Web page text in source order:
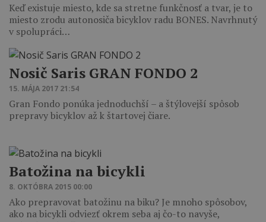
Keď existuje miesto, kde sa stretne funkčnosť a tvar, je to
miesto zrodu autonosiča bicyklov radu BONES. Navrhnutý
v spolupráci…
Nosič Saris GRAN FONDO 2
15. MÁJA 2017 21:54
Gran Fondo ponúka jednoduchší – a štýlovejší spôsob
prepravy bicyklov až k štartovej čiare.
Batožina na bicykli
8. OKTÓBRA 2015 00:00
Ako prepravovat batožinu na biku? Je mnoho spôsobov,
ako na bicykli odviezť okrem seba aj čo-to navyše,